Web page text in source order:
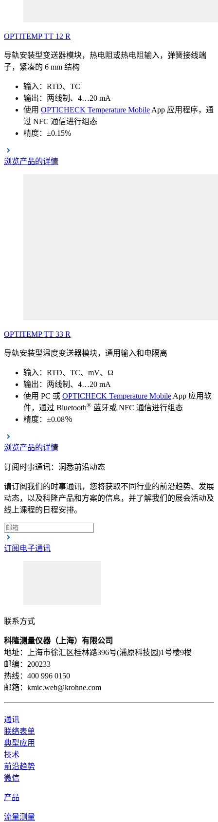
OPTITEMP TT 12 R
导轨安装型变送器模块，热电阻或热电阻输入，弹簧接线端
子，紧凑的 6 mm 结构
输入：RTD、TC
输出：两线制、4…20 mA
使用 OPTICHECK Temperature MobileApp 应用程序，通
过 NFC 通信进行组态
精度：±0.15%
浏览产品的详情
OPTITEMP TT 33 R
导轨安装型温度变送器模块，通用输入和电隔离
输入：RTD、TC、mV、Ω
输出：两线制、4…20 mA
使用 PC 或 OPTICHECK Temperature MobileApp 应用软
件，通过 Bluetooth® 蓝牙或 NFC 通信进行组态
精度：±0.08％
浏览产品的详情
订阅时事通讯：洞悉前沿动态
请订阅我们的时事通讯，您将获取不同行业的前沿趋势、发展
动态，以及科隆产品和方案的信息，并了解我们的展会活动及
线上课程的日程安排。
订阅电子通讯
联系方式
科隆测量仪器（上海）有限公司
地址：上海市徐汇区桂林路396号(浦原科技园)1号楼9楼
邮编：200233
热线：400 996 0150
邮箱：kmic.web@krohne.com
通讯
联络表单
典型应用
技术
前沿趋势
微信
产品
流量测量